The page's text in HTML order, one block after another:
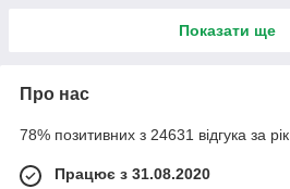
Показати ще
Про нас
78% позитивних з 24631 відгука за рік
Працює з 31.08.2020